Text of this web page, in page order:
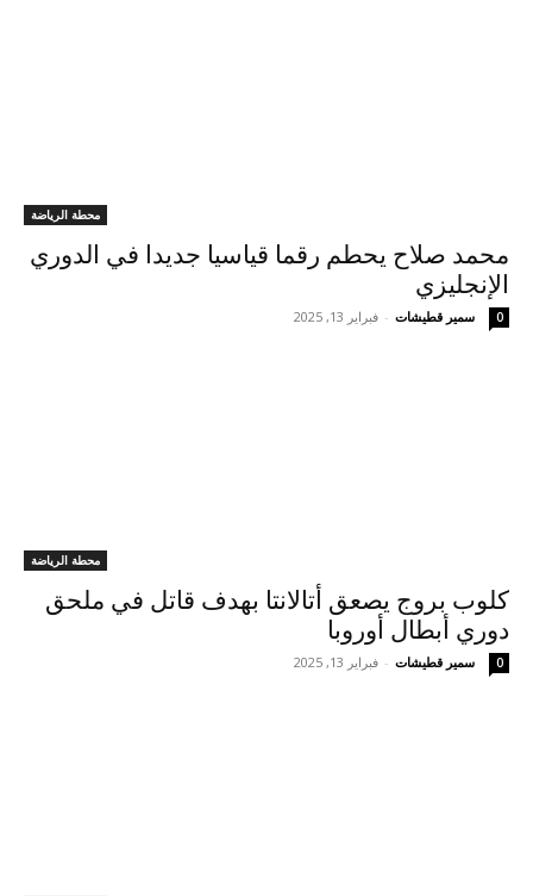
محطة الرياضة
محمد صلاح يحطم رقما قياسيا جديدا في الدوري
الإنجليزي
سمير قطيشات - فبراير 13, 2025 0
محطة الرياضة
كلوب بروج يصعق أتالانتا بهدف قاتل في ملحق
دوري أبطال أوروبا
سمير قطيشات - فبراير 13, 2025 0